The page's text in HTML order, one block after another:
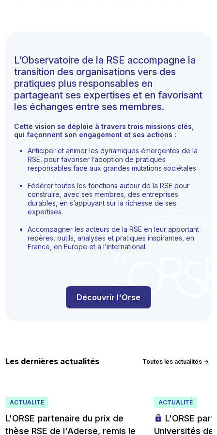
L’Observatoire de la RSE accompagne la
transition des organisations vers des
pratiques plus responsables en
partageant ses expertises et en favorisant
les échanges entre ses membres.
Cette vision se déploie à travers trois missions clés,
qui façonnent son engagement et ses actions :
Anticiper et animer les dynamiques émergentes de la
RSE, pour favoriser l’adoption de pratiques
responsables face aux grandes mutations sociétales.
Fédérer toutes les fonctions autour de la RSE pour
construire, avec ses membres, des entreprises
durables, en s’appuyant sur la richesse de ses
expertises.
Accompagner les acteurs de la RSE en leur apportant
repères, outils, analyses et pratiques inspirantes, en
France, en Europe et à l’international.
Découvrir l'Orse
Les dernières actualités Toutes les actualités
ACTUALITÉ
L'ORSE partenaire du prix de
thèse RSE de l'Aderse, remis le
ACTUALITÉ
L'ORSE
Universités